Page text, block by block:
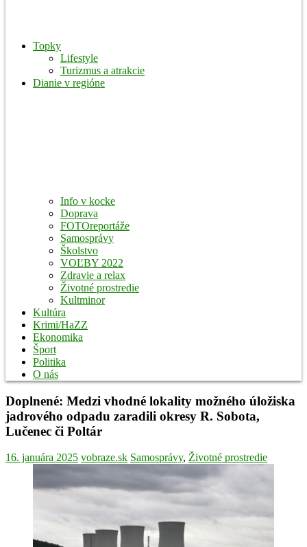
Topky
Lifestyle
Turizmus a atrakcie
Dianie v regióne
Info v kocke
Doprava
FOTOreportáže
Samosprávy
Školstvo
VOĽBY 2022
Zdravie a relax
Životné prostredie
Kultminor
Kultúra
Krimi/HaZZ
Ekonomika
Šport
Politika
O nás
Doplnené: Medzi vhodné lokality možného úložiska
jadrového odpadu zaradili okresy R. Sobota,
Lučenec či Poltár
16. januára 2025 vobraze.sk Samosprávy, Životné prostredie